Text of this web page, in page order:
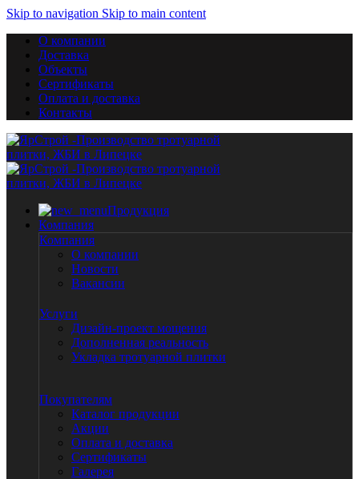
Skip to navigation Skip to main content
О компании
Доставка
Объекты
Сертификаты
Оплата и доставка
Контакты
Продукция
Компания
Компания
О компании
Новости
Вакансии
Услуги
Дизайн-проект мощения
Дополненная реальность
Укладка тротуарной плитки
Покупателям
Каталог продукции
Акции
Оплата и доставка
Сертификаты
Галерея